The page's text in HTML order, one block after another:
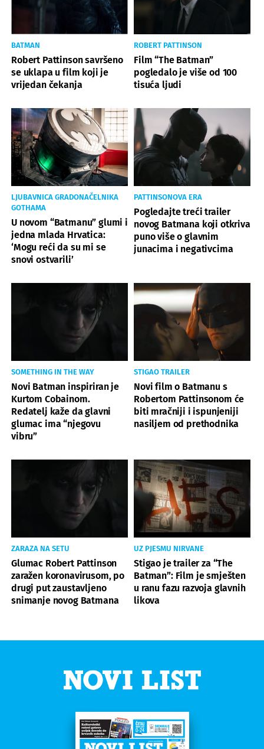
BATMAN
Robert Pattinson savršeno
se uklapa u film koji je
vrijedan čekanja
ROBERT PATTINSON
Film “The Batman”
pogledalo je više od 100
tisuća ljudi
LJUBAVNICA GRADONAČELNIKA
GOTHAMA
U novom “Batmanu” glumi i
jedna mlada Hrvatica:
‘Mogu reći da su mi se
snovi ostvarili’
PATTINSONOVA ERA
Pogledajte treći trailer
novog Batmana koji otkriva
puno više o glavnim
junacima i negativcima
SOMETHING IN THE WAY
Novi Batman inspiriran je
Kurtom Cobainom.
Redatelj kaže da glavni
glumac ima “njegovu
vibru”
STIGAO TRAILER
Novi film o Batmanu s
Robertom Pattinsonom će
biti mračniji i ispunjeniji
nasiljem od prethodnika
ZARAZA NA SETU
Glumac Robert Pattinson
zaražen koronavirusom, po
drugi put zaustavljeno
snimanje novog Batmana
UZ PJESMU NIRVANE
Stigao je trailer za “The
Batman”: Film je smješten
u ranu fazu razvoja glavnih
likova